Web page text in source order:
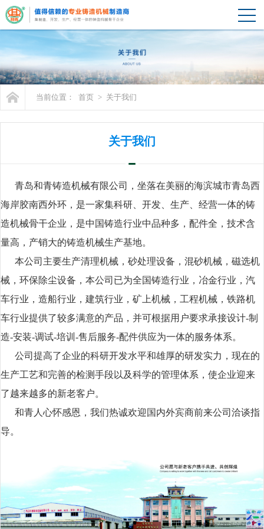
当前位置： 首页 > 关于我们
关于我们
青岛和青铸造机械有限公司，坐落在美丽的海滨城市青岛西
海岸胶南西外环，是一家集科研、开发、生产、经营一体的铸
造机械骨干企业，是中国铸造行业中品种多，配件全，技术含
量高，产销大的铸造机械生产基地。
本公司主要生产清理机械，砂处理设备，混砂机械，磁选机
械，环保除尘设备，本公司已为全国铸造行业，冶金行业，汽
车行业，造船行业，建筑行业，矿上机械，工程机械，铁路机
车行业提供了较多满意的产品，并可根据用户要求承接设计-制
造-安装-调试-培训-售后服务-配件供应为一体的服务体系。
公司提高了企业的科研开发水平和雄厚的研发实力，现在的
生产工艺和完善的检测手段以及科学的管理体系，使企业迎来
了越来越多的新老客户。
和青人心怀感恩，我们热诚欢迎国内外宾商前来公司洽谈指
导。